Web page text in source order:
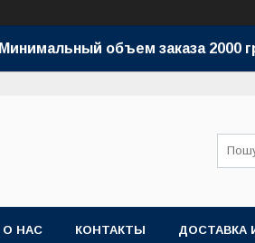
Минимальный объем заказа 2000
О НАС КОНТАКТЫ ДОСТАВКА